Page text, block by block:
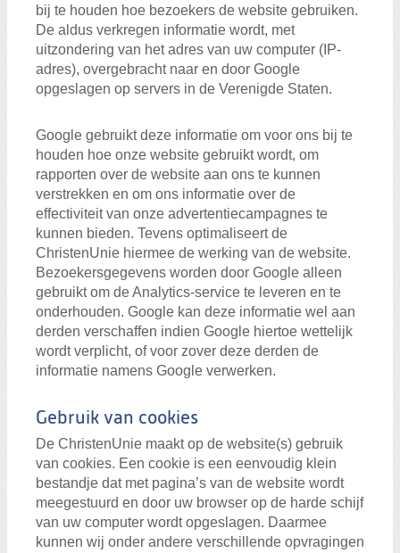
bij te houden hoe bezoekers de website gebruiken.
De aldus verkregen informatie wordt, met
uitzondering van het adres van uw computer (IP-
adres), overgebracht naar en door Google
opgeslagen op servers in de Verenigde Staten.
Google gebruikt deze informatie om voor ons bij te
houden hoe onze website gebruikt wordt, om
rapporten over de website aan ons te kunnen
verstrekken en om ons informatie over de
effectiviteit van onze advertentiecampagnes te
kunnen bieden. Tevens optimaliseert de
ChristenUnie hiermee de werking van de website.
Bezoekersgegevens worden door Google alleen
gebruikt om de Analytics-service te leveren en te
onderhouden. Google kan deze informatie wel aan
derden verschaffen indien Google hiertoe wettelijk
wordt verplicht, of voor zover deze derden de
informatie namens Google verwerken.
Gebruik van cookies
De ChristenUnie maakt op de website(s) gebruik
van cookies. Een cookie is een eenvoudig klein
bestandje dat met pagina’s van de website wordt
meegestuurd en door uw browser op de harde schijf
van uw computer wordt opgeslagen. Daarmee
kunnen wij onder andere verschillende opvragingen